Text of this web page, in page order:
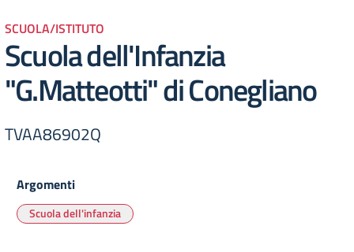
SCUOLA/ISTITUTO
Scuola dell'Infanzia
"G.Matteotti" di Conegliano
TVAA86902Q
Argomenti
Scuola dell'infanzia